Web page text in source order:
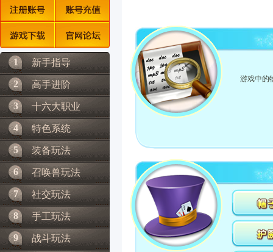
1 新手指导
2 高手进阶
3 十六大职业
4 特色系统
5 装备玩法
6 召唤兽玩法
7 社交玩法
8 手工玩法
9 战斗玩法
游戏中的